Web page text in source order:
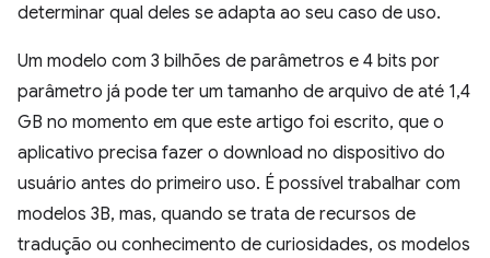
determinar qual deles se adapta ao seu caso de uso.
Um modelo com 3 bilhões de parâmetros e 4 bits por
parâmetro já pode ter um tamanho de arquivo de até 1,4
GB no momento em que este artigo foi escrito, que o
aplicativo precisa fazer o download no dispositivo do
usuário antes do primeiro uso. É possível trabalhar com
modelos 3B, mas, quando se trata de recursos de
tradução ou conhecimento de curiosidades, os modelos